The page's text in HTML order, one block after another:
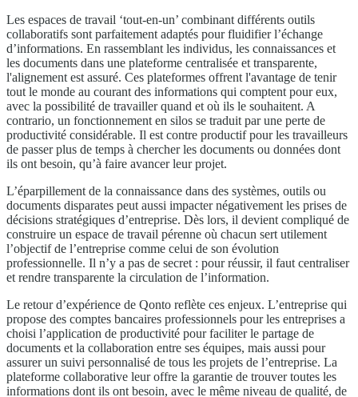
Les espaces de travail ‘tout-en-un’ combinant différents outils
collaboratifs sont parfaitement adaptés pour fluidifier l’échange
d’informations. En rassemblant les individus, les connaissances et
les documents dans une plateforme centralisée et transparente,
l'alignement est assuré. Ces plateformes offrent l'avantage de tenir
tout le monde au courant des informations qui comptent pour eux,
avec la possibilité de travailler quand et où ils le souhaitent. A
contrario, un fonctionnement en silos se traduit par une perte de
productivité considérable. Il est contre productif pour les travailleurs
de passer plus de temps à chercher les documents ou données dont
ils ont besoin, qu’à faire avancer leur projet.
L’éparpillement de la connaissance dans des systèmes, outils ou
documents disparates peut aussi impacter négativement les prises de
décisions stratégiques d’entreprise. Dès lors, il devient compliqué de
construire un espace de travail pérenne où chacun sert utilement
l’objectif de l’entreprise comme celui de son évolution
professionnelle. Il n’y a pas de secret : pour réussir, il faut centraliser
et rendre transparente la circulation de l’information.
Le retour d’expérience de Qonto reflète ces enjeux. L’entreprise qui
propose des comptes bancaires professionnels pour les entreprises a
choisi l’application de productivité pour faciliter le partage de
documents et la collaboration entre ses équipes, mais aussi pour
assurer un suivi personnalisé de tous les projets de l’entreprise. La
plateforme collaborative leur offre la garantie de trouver toutes les
informations dont ils ont besoin, avec le même niveau de qualité, de